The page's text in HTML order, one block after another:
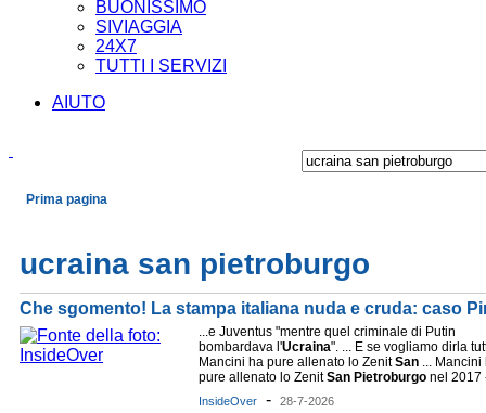
BUONISSIMO
SIVIAGGIA
24X7
TUTTI I SERVIZI
AIUTO
Prima pagina
ucraina san pietroburgo
Che sgomento! La stampa italiana nuda e cruda: caso
...e Juventus "mentre quel criminale di Putin
bombardava l'Ucraina". ... E se vogliamo dirla
Mancini ha pure allenato lo ZenitSan ... Mancini
pure allenato lo ZenitSan Pietroburgo nel 2017
InsideOver - 28-7-2026